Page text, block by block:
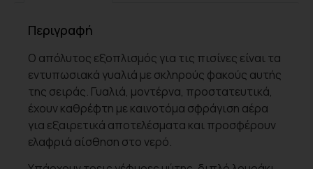
Περιγραφή
Ο απόλυτος εξοπλισμός για τις πισίνες είναι τα
εντυπωσιακά γυαλιά με σκληρούς φακούς αυτής
της σειράς. Γυαλιά, μοντέρνα, προστατευτικά,
έχουν καθρέφτη με καινοτόμα σφράγιση αέρα
για εξαιρετικά αποτελέσματα και προσφέρουν
ελαφριά αίσθηση στο νερό.